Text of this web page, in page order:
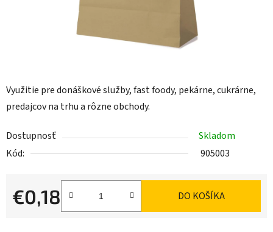
Využitie pre donáškové služby, fast foody, pekárne, cukrárne,
predajcov na trhu a rôzne obchody.
Dostupnosť
Skladom
Kód:
905003
€0,18
Jednotková cena:
DO KOŠÍKA